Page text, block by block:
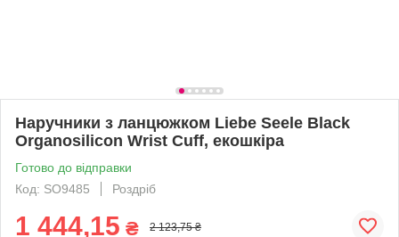
Наручники з ланцюжком Liebe Seele Black
Organosilicon Wrist Cuff, екошкіра
Готово до відправки
Код: SO9485
Роздріб
1 444,15 ₴ 2 123,75 ₴